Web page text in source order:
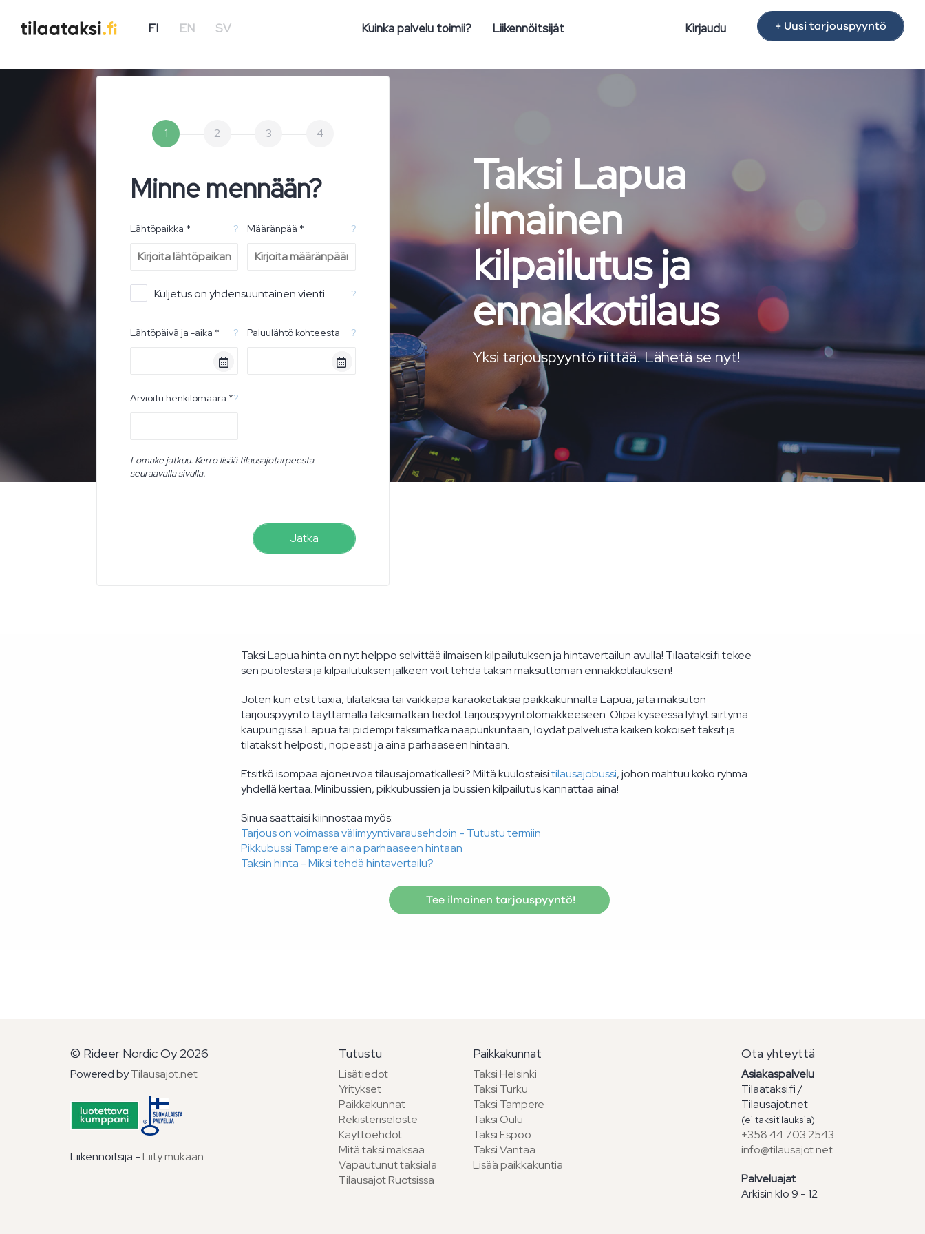
FI EN SV Kuinka palvelu toimii? Liikennöitsijät Kirjaudu + Uusi tarjouspyyntö
1 2 3 4
Minne mennään?
Lähtöpaikka * ? Määränpää * ?
Kuljetus on yhdensuuntainen vienti ?
Lähtöpäivä ja -aika * ? Paluulähtö kohteesta ?
Arvioitu henkilömäärä *?
Lomake jatkuu. Kerro lisää tilausajotarpeesta
seuraavalla sivulla.
Jatka
Taksi Lapua
ilmainen
kilpailutus ja
ennakkotilaus
Yksi tarjouspyyntö riittää. Lähetä se nyt!
Taksi Lapua hinta on nyt helppo selvittää ilmaisen kilpailutuksen ja hintavertailun avulla! Tilaataksi.fi tekee
sen puolestasi ja kilpailutuksen jälkeen voit tehdä taksin maksuttoman ennakkotilauksen!
Joten kun etsit taxia, tilataksia tai vaikkapa karaoketaksia paikkakunnalta Lapua, jätä maksuton
tarjouspyyntö täyttämällä taksimatkan tiedot tarjouspyyntölomakkeeseen. Olipa kyseessä lyhyt siirtymä
kaupungissa Lapua tai pidempi taksimatka naapurikuntaan, löydät palvelusta kaiken kokoiset taksit ja
tilataksit helposti, nopeasti ja aina parhaaseen hintaan.
Etsitkö isompaa ajoneuvoa tilausajomatkallesi? Miltä kuulostaisitilausajobussi, johon mahtuu koko ryhmä
yhdellä kertaa. Minibussien, pikkubussien ja bussien kilpailutus kannattaa aina!
Sinua saattaisi kiinnostaa myös:
Tarjous on voimassa välimyyntivarausehdoin - Tutustu termiin
Pikkubussi Tampere aina parhaaseen hintaan
Taksin hinta - Miksi tehdä hintavertailu?
Tee ilmainen tarjouspyyntö!
© Rideer Nordic Oy 2026
Powered byTilausajot.net
Liikennöitsijä -Liity mukaan
Tutustu
Lisätiedot
Yritykset
Paikkakunnat
Rekisteriseloste
Käyttöehdot
Mitä taksi maksaa
Vapautunut taksiala
Tilausajot Ruotsissa
Paikkakunnat
Taksi Helsinki
Taksi Turku
Taksi Tampere
Taksi Oulu
Taksi Espoo
Taksi Vantaa
Lisää paikkakuntia
Ota yhteyttä
Asiakaspalvelu
Tilaataksi.fi /
Tilausajot.net
(ei taksitilauksia)
+358 44 703 2543
info@tilausajot.net
Palveluajat
Arkisin klo 9 - 12